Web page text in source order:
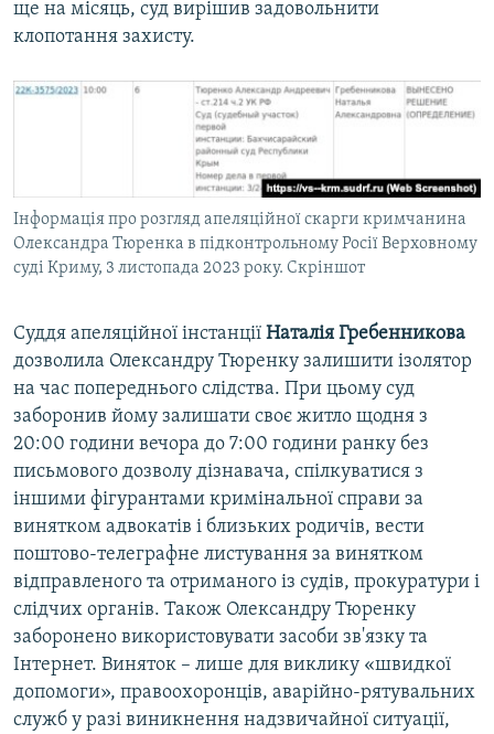
ще на місяць, суд вирішив задовольнити
клопотання захисту.
Інформація про розгляд апеляційної скарги кримчанина
Олександра Тюренка в підконтрольному Росії Верховному
суді Криму, 3 листопада 2023 року. Скріншот
Суддя апеляційної інстанції Наталія Гребенникова
дозволила Олександру Тюренку залишити ізолятор
на час попереднього слідства. При цьому суд
заборонив йому залишати своє житло щодня з
20:00 години вечора до 7:00 години ранку без
письмового дозволу дізнавача, спілкуватися з
іншими фігурантами кримінальної справи за
винятком адвокатів і близьких родичів, вести
поштово-телеграфне листування за винятком
відправленого та отриманого із судів, прокуратури і
слідчих органів. Також Олександру Тюренку
заборонено використовувати засоби зв'язку та
Інтернет. Виняток – лише для виклику «швидкої
допомоги», правоохоронців, аварійно-рятувальних
служб у разі виникнення надзвичайної ситуації,